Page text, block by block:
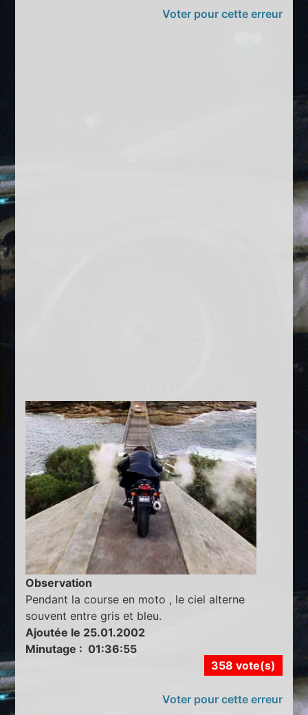
Voter pour cette erreur
Observation
Pendant la course en moto , le ciel alterne
souvent entre gris et bleu.
Ajoutée le 25.01.2002
Minutage : 01:36:55
358 vote(s)
Voter pour cette erreur